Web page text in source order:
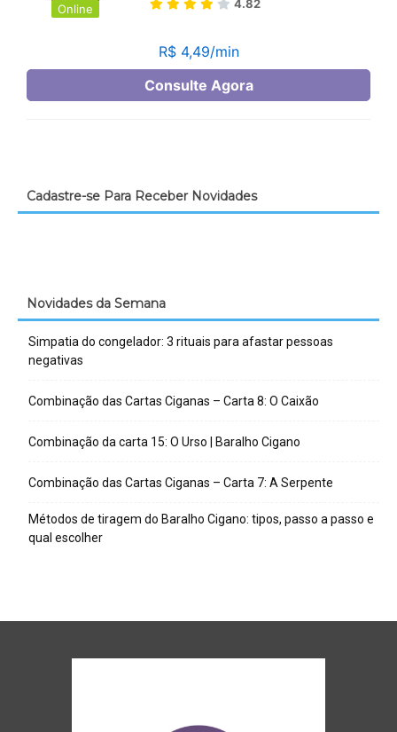
Cadastre-se Para Receber Novidades
Novidades da Semana
Simpatia do congelador: 3 rituais para afastar pessoas
negativas
Combinação das Cartas Ciganas – Carta 8: O Caixão
Combinação da carta 15: O Urso | Baralho Cigano
Combinação das Cartas Ciganas – Carta 7: A Serpente
Métodos de tiragem do Baralho Cigano: tipos, passo a passo e
qual escolher